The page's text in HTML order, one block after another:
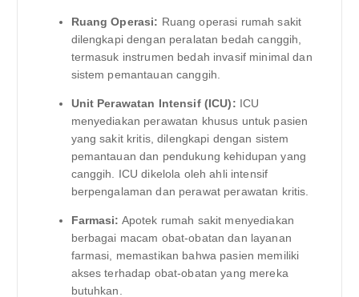
Ruang Operasi: Ruang operasi rumah sakit
dilengkapi dengan peralatan bedah canggih,
termasuk instrumen bedah invasif minimal dan
sistem pemantauan canggih.
Unit Perawatan Intensif (ICU): ICU
menyediakan perawatan khusus untuk pasien
yang sakit kritis, dilengkapi dengan sistem
pemantauan dan pendukung kehidupan yang
canggih. ICU dikelola oleh ahli intensif
berpengalaman dan perawat perawatan kritis.
Farmasi: Apotek rumah sakit menyediakan
berbagai macam obat-obatan dan layanan
farmasi, memastikan bahwa pasien memiliki
akses terhadap obat-obatan yang mereka
butuhkan.